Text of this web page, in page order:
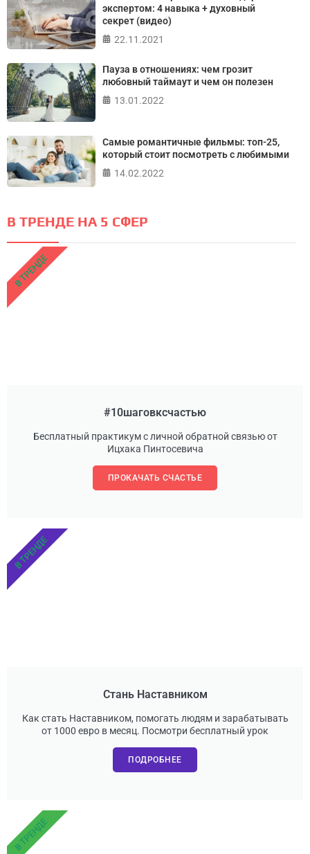
экспертом: 4 навыка + духовный
секрет (видео)
22.11.2021
Пауза в отношениях: чем грозит
любовный таймаут и чем он полезен
13.01.2022
Самые романтичные фильмы: топ-25,
который стоит посмотреть с любимыми
14.02.2022
В ТРЕНДЕ НА 5 СФЕР
#10шаговксчастью
Бесплатный практикум с личной обратной связью от
Ицхака Пинтосевича
ПРОКАЧАТЬ СЧАСТЬЕ
В ТРЕНДЕ
Стань Наставником
Как стать Наставником, помогать людям и зарабатывать
от 1000 евро в месяц. Посмотри бесплатный урок
ПОДРОБНЕЕ
В ТРЕНДЕ
В ТРЕНДЕ